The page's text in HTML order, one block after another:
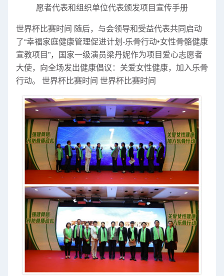
愿者代表和组织单位代表颁发项目宣传手册
世界杯比赛时间 随后，与会领导和受益代表共同启动
了“幸福家庭健康管理促进计划-乐骨行动•女性骨骼健康
宣教项目”，国家一级演员梁丹妮作为项目爱心志愿者
大使，向全场发出健康倡议：关爱女性健康，加入乐骨
行动。 世界杯比赛时间 世界杯比赛时间